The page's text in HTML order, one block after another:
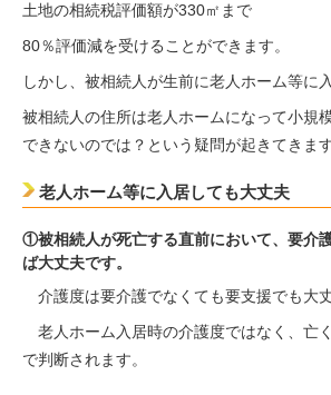
土地の相続税評価額が330㎡まで
80％評価減を受けることができます。
しかし、被相続人が生前に老人ホーム等に
被相続人の住所は老人ホームになって小規
できないのでは？という疑問が起きてきます
老人ホーム等に入居しても大丈夫
①被相続人が死亡する直前において、要介
ば大丈夫です。
介護度は要介護でなくても要支援でも大丈
老人ホーム入居時の介護度ではなく、亡
で判断されます。